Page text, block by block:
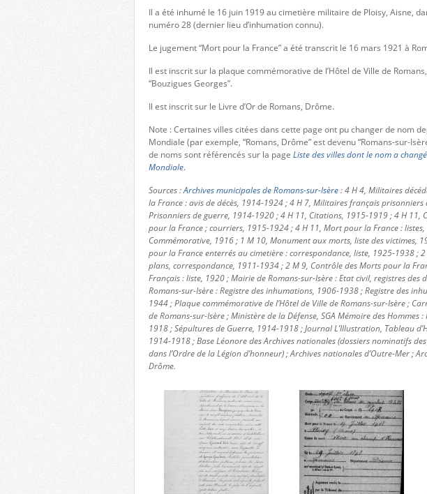
Il a été inhumé le 16 juin 1919 au cimetière militaire de Ploisy, Aisne,
numéro 28 (dernier lieu d’inhumation connu).
Le jugement “Mort pour la France” a été transcrit le 16 mars 1921 à
Il est inscrit sur la plaque commémorative de l’Hôtel de Ville de
“Bouzigues Georges”.
Il est inscrit sur le Livre d’Or de Romans, Drôme.
Note : Certaines villes citées dans cette page ont pu changer de nom
Mondiale (par exemple, “Romans, Drôme” est devenu “Romans-sur-
de noms sont référencés sur la page Liste des villes dont le nom a
Mondiale.
Sources :Archives municipales de Romans-sur-Isère: 4 H 4, Militaires
la France : avis de décès, 1914-1924 ; 4 H 7, Militaires français
Prisonniers de guerre, 1914-1920 ; 4 H 11, Citations, 1915-1919 ; 4 H 11,
pour la France ; courriers, 1915-1924 ; 4 H 11, Mort pour la France :
Commémorative, 1916 ; 1 M 10, Monument aux morts, liste des victimes,
pour la France enterrés au cimetière : correspondance, liste, 1925-1938 ;
plans, correspondance, 1911-1934 ; 2 M 9, Contrôle des Morts pour la
Français : liste, 1920 ; Mairie de Romans-sur-Isère : Etat civil, registres des
Romans-sur-Isère : Registre des inhumations, 1906-1938 ; Registre des
1944 ; Plaque commémorative de l’Hôtel de Ville de Romans-sur-Isère ;
de Romans-sur-Isère ; Ministère de la Défense, SGA Mémoire des Hommes
1918 ; Sépultures de Guerre, 1914-1918 ; Journal L’Illustration, Tableau
1914-1918 ; Base Léonore des Archives nationales (dossiers nominatifs
dans l’Ordre de la Légion d’honneur) ; Archives nationales d’Outre-Mer ;
Drôme.